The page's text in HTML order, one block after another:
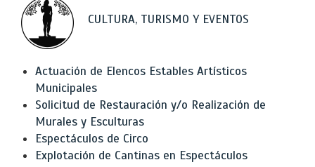
CULTURA, TURISMO Y EVENTOS
Actuación de Elencos Estables Artísticos
Municipales
Solicitud de Restauración y/o Realización de
Murales y Esculturas
Espectáculos de Circo
Explotación de Cantinas en Espectáculos